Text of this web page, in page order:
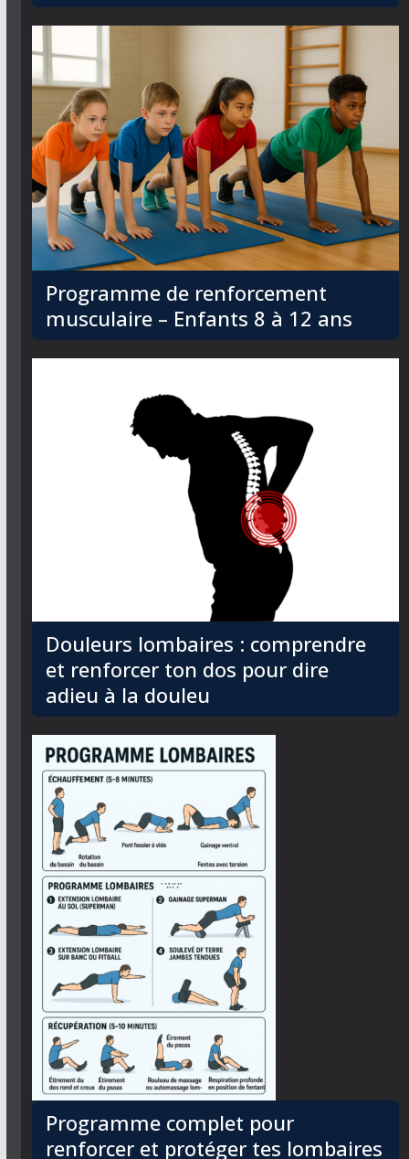
Programme de renforcement
musculaire – Enfants 8 à 12 ans
Douleurs lombaires : comprendre
et renforcer ton dos pour dire
adieu à la douleu
Programme complet pour
renforcer et protéger tes lombaires